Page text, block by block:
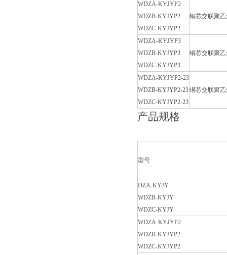
WDZA-KYJYP2
WDZB-KYJYP2
WDZC-KYJYP2
铜芯交联聚乙
WDZA-KYJYP3
WDZB-KYJYP3
WDZC-KYJYP3
铜芯交联聚乙
WDZA-KYJYP2-23
WDZB-KYJYP2-23
WDZC-KYJYP2-23
铜芯交联聚乙
产品规格
型号
DZA-KYJY
WDZB-KYJY
WDZC-KYJY
WDZA-KYJYP2
WDZB-KYJYP2
WDZC-KYJYP2